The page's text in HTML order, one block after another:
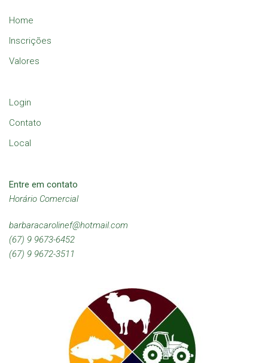
Home
Inscrições
Valores
Login
Contato
Local
Entre em contato
Horário Comercial
barbaracarolinef@hotmail.com
(67) 9 9673-6452
(67) 9 9672-3511